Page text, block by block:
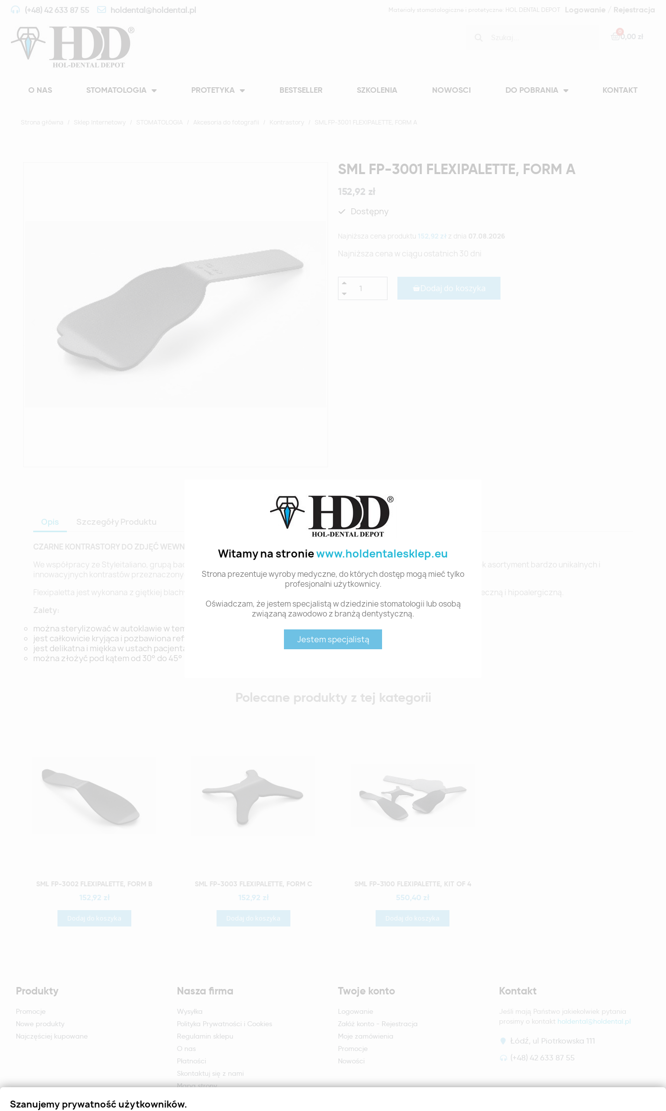
Witamy na stroniewww.holdentalesklep.eu
Strona prezentuje wyroby medyczne, do których dostęp mogą mieć tylko
profesjonalni użytkownicy.
Oświadczam, że jestem specjalistą w dziedzinie stomatologii lub osobą
związaną zawodowo z branżą dentystyczną.
Jestem specjalistą
(+48) 42 633 87 55 holdental@holdental.pl Materiały stomatologiczne i protetyczne: HOL DENTAL DEPOT Logowanie / Rejestracja
0,00 zł
O NAS STOMATOLOGIA PROTETYKA BESTSELLER SZKOLENIA NOWOSCI DO POBRANIA KONTAKT
Strona główna Sklep Internetowy STOMATOLOGIA Akcesoria do fotografii Kontrastory SML FP-3001 FLEXIPALETTE, FORM A
SML FP-3001 FLEXIPALETTE, FORM A
152,92 zł
Dostępny
Najniższa cena produktu 152,92 zł z dnia 07.08.2026
Najniższa cena w ciągu ostatnich 30 dni
Dodaj do koszyka
Opis Szczegóły Produktu
CZARNE KONTRASTORY DO ZDJĘĆ WEWNĄTRZUSTNYCH
We współpracy ze Styleitaliano, grupą badawczą złożoną z pasjonatów klinicystów i badaczy, Smile Line wprowadził na rynek asortyment bardzo unikalnych i
innowacyjnych kontrastów przeznaczonych do fotografii wewnątrzustnej: Flexipalette.
Flexipaletta jest wykonana z giętkiej blachy miedzianej w 100% pokrytej silikonową gumą klasy medycznej, bez lateksu, bezpieczną i hipoalergiczną.
Zalety:
można sterylizować w autoklawie w temperaturze 135°C
jest całkowicie kryjąca i pozbawiona refleksów
jest delikatna i miękka w ustach pacjenta
można złożyć pod kątem od 30° do 45°
Polecane produkty z tej kategorii
Szybki podgląd
SML FP-3002 FLEXIPALETTE, FORM B
152,92 zł
Dodaj do koszyka
Szybki podgląd
SML FP-3003 FLEXIPALETTE, FORM C
152,92 zł
Dodaj do koszyka
Szybki podgląd
SML FP-3100 FLEXIPALETTE, KIT OF 4
550,40 zł
Dodaj do koszyka
Produkty
Promocje
Nowe produkty
Najczęściej kupowane
Nasza firma
Wysyłka
Polityka Prywatności i Cookies
Regulamin sklepu
O nas
Płatności
Skontaktuj się z nami
Mapa strony
Twoje konto
Logowanie
Załóż konto - Rejestracja
Moje zamówienia
Promocje
Nowości
Kontakt
Jeśli mają Państwo jakiekolwiek pytania
prosimy o kontakt holdental@holdental.pl
Łódź, ul Piotrkowska 111
(+48) 42 633 87 55
Szanujemy prywatność użytkowników.